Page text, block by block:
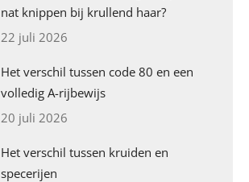
nat knippen bij krullend haar?
22 juli 2026
Het verschil tussen code 80 en een
volledig A-rijbewijs
20 juli 2026
Het verschil tussen kruiden en
specerijen